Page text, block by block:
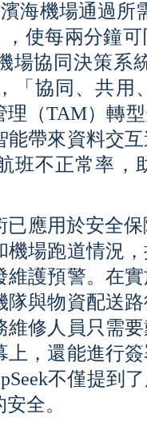
海機場通過所
使每兩分鐘
場協同決策系
「協同、共用
理（TAM）轉
能帶來資料交
班不正常率，
應用於安全
機場跑道情況
維護預警。在
隊與物資配送
維修人員只需
上，還能進行
不僅提到
全。